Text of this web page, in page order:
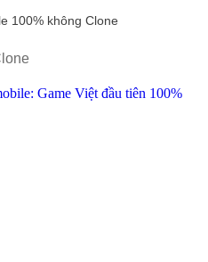
100% không Clone